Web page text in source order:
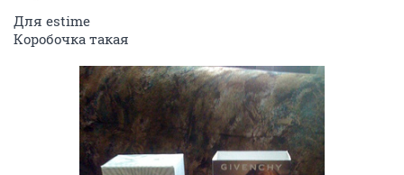
Для estime
Коробочка такая